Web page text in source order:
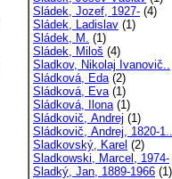
Sládek, Jozef, 1927- (4)
Sládek, Ladislav (1)
Sládek, M. (1)
Sládek, Miloš (4)
Sladkov, Nikolaj Ivanovič..
Sládková, Eda(2)
Sládková, Eva(1)
Sládková, Ilona(1)
Sládkovič, Andrej (1)
Sládkovič, Andrej, 1820-1..
Sladkovský, Karel (2)
Sladkowski, Marcel, 1974-
Sladký, Jan, 1889-1966 (1)